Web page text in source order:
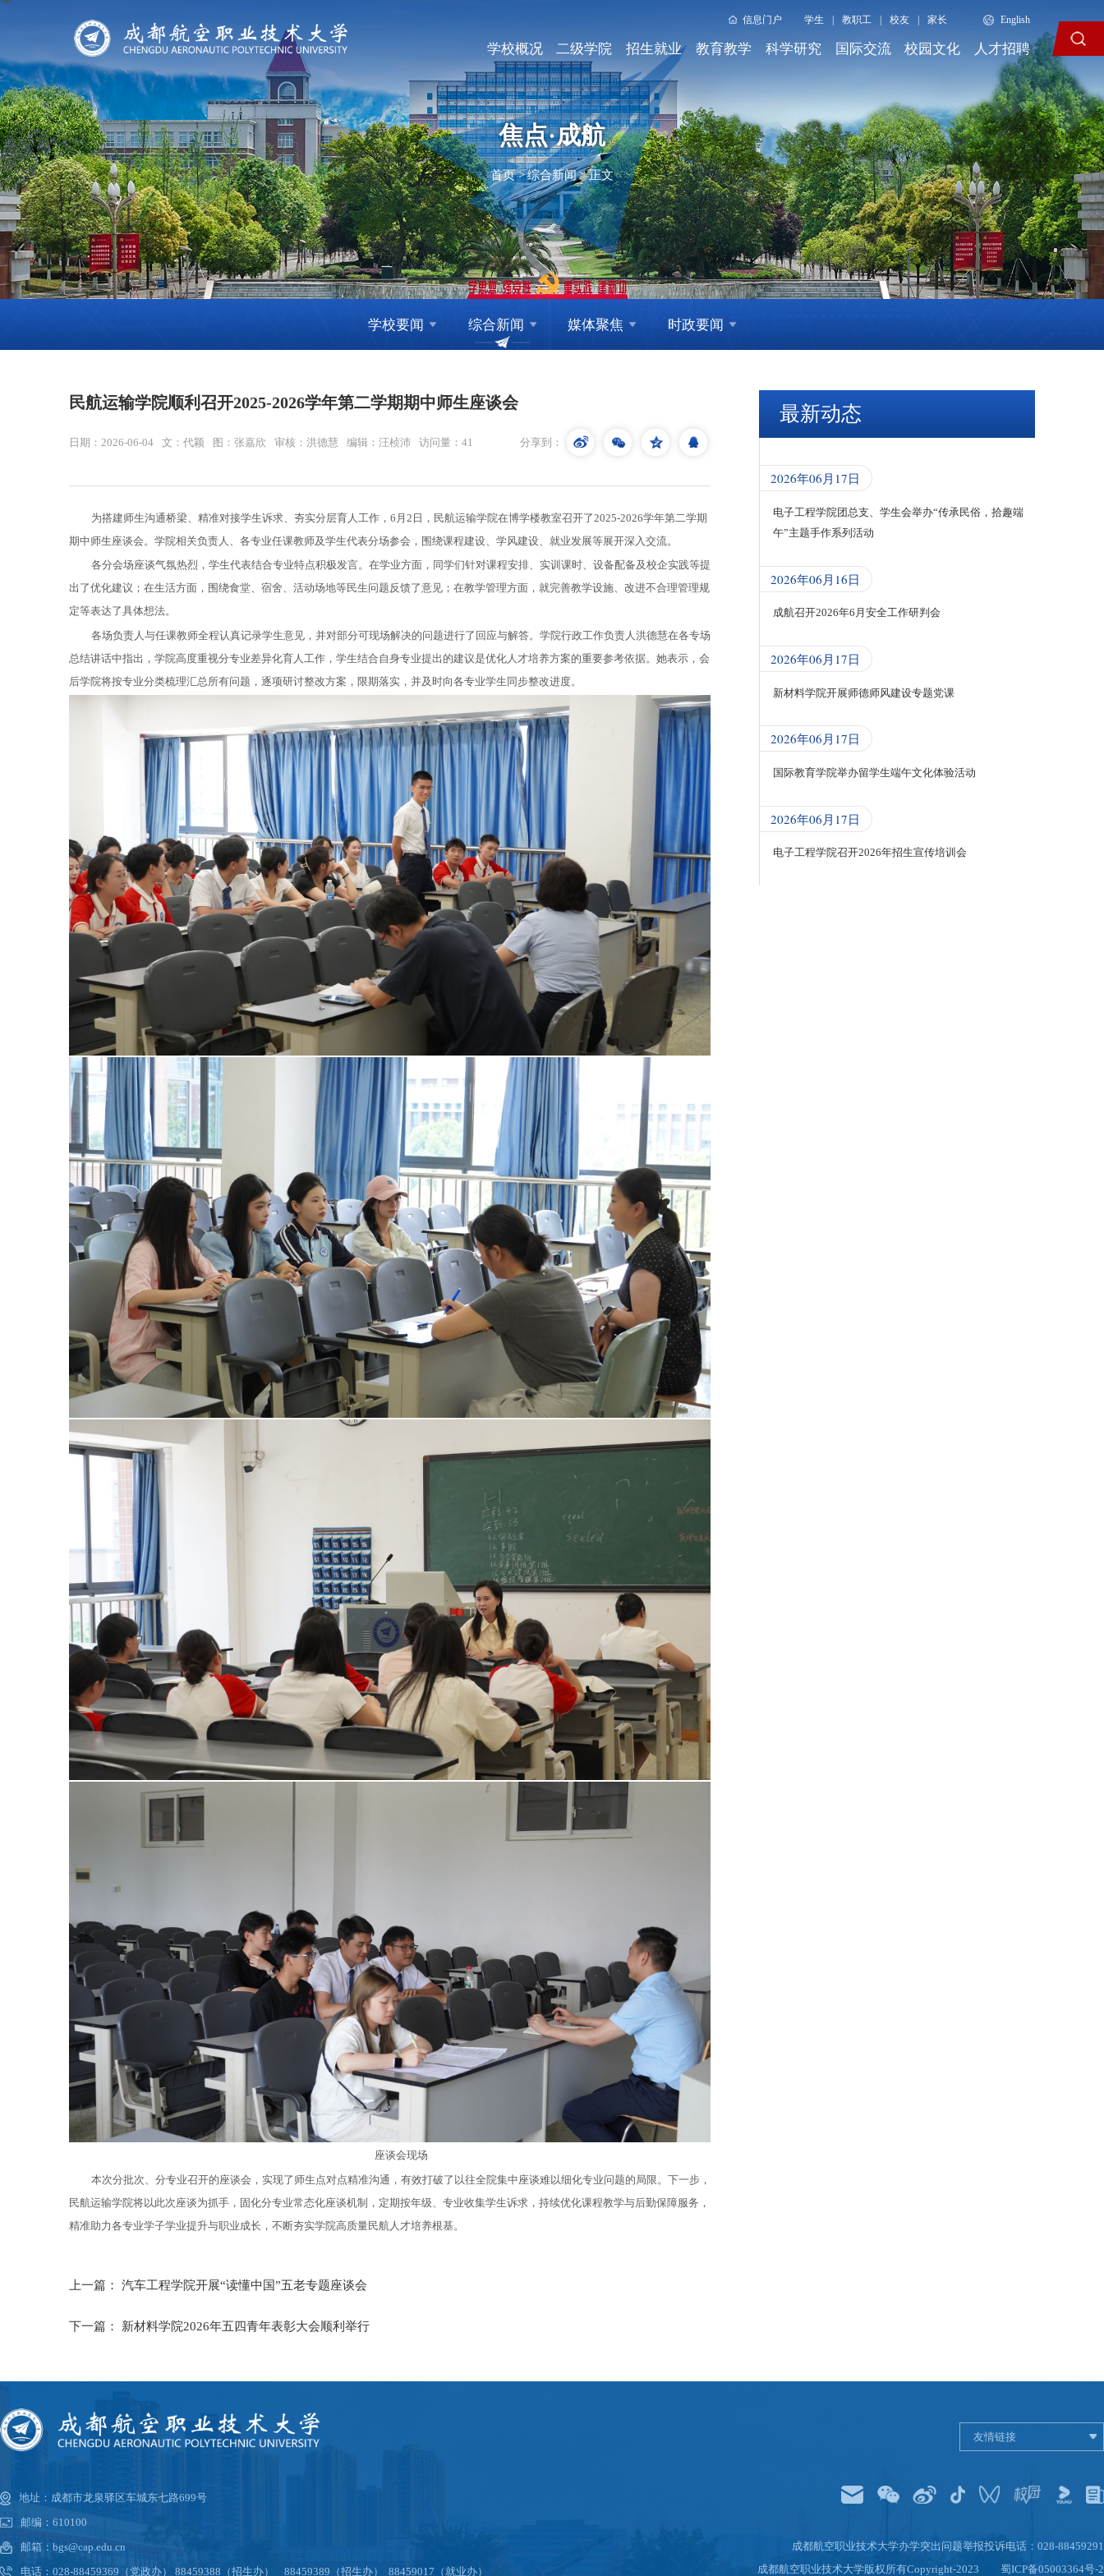
信息门户 学生 教职工 校友 家长 English
学校概况 二级学院 招生就业 教育教学 科学研究 国际交流 校园文化 人才招聘
焦点·成航
首页 > 综合新闻 > 正文
学校要闻 综合新闻 媒体聚焦 时政要闻
民航运输学院顺利召开2025-2026学年第二学期期中师生座谈会
日期：2026-06-04 文：代颖 图：张嘉欣 审核：洪德慧 编辑：汪桢沛 访问量： 41 分享到：
为搭建师生沟通桥梁、精准对接学生诉求、夯实分层育人工作，6月2日，民航运输学院在博学楼教室召开了2025-2026学年第二学期
期中师生座谈会。学院相关负责人、各专业任课教师及学生代表分场参会，围绕课程建设、学风建设、就业发展等展开深入交流。
各分会场座谈气氛热烈，学生代表结合专业特点积极发言。在学业方面，同学们针对课程安排、实训课时、设备配备及校企实践等提
出了优化建议；在生活方面，围绕食堂、宿舍、活动场地等民生问题反馈了意见；在教学管理方面，就完善教学设施、改进不合理管理规
定等表达了具体想法。
各场负责人与任课教师全程认真记录学生意见，并对部分可现场解决的问题进行了回应与解答。学院行政工作负责人洪德慧在各专场
总结讲话中指出，学院高度重视分专业差异化育人工作，学生结合自身专业提出的建议是优化人才培养方案的重要参考依据。她表示，会
后学院将按专业分类梳理汇总所有问题，逐项研讨整改方案，限期落实，并及时向各专业学生同步整改进度。
座谈会现场
本次分批次、分专业召开的座谈会，实现了师生点对点精准沟通，有效打破了以往全院集中座谈难以细化专业问题的局限。下一步，
民航运输学院将以此次座谈为抓手，固化分专业常态化座谈机制，定期按年级、专业收集学生诉求，持续优化课程教学与后勤保障服务，
精准助力各专业学子学业提升与职业成长，不断夯实学院高质量民航人才培养根基。
上一篇： 汽车工程学院开展“读懂中国”五老专题座谈会
下一篇： 新材料学院2026年五四青年表彰大会顺利举行
最新动态
2026年06月17日
电子工程学院团总支、学生会举办“传承民俗，拾趣端
午”主题手作系列活动
2026年06月16日
成航召开2026年6月安全工作研判会
2026年06月17日
新材料学院开展师德师风建设专题党课
2026年06月17日
国际教育学院举办留学生端午文化体验活动
2026年06月17日
电子工程学院召开2026年招生宣传培训会
友情链接
地址：成都市龙泉驿区车城东七路699号
邮编：610100
邮箱：bgs@cap.edu.cn
电话：028-88459369（党政办） 88459388（招生办） 88459389（招生办） 88459017（就业办）
成都航空职业技术大学办学突出问题举报投诉电话：028-88459291
成都航空职业技术大学版权所有Copyright-2023 蜀ICP备05003364号-2